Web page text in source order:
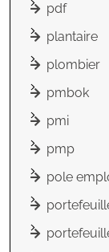
pdf
plantaire
plombier
pmbok
pmi
pmp
pole